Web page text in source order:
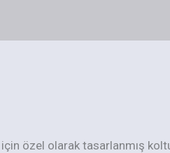
için özel olarak tasarlanmış